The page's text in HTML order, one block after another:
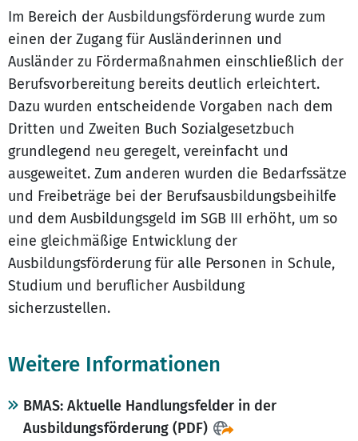
Im Bereich der Ausbildungsförderung wurde zum
einen der Zugang für Ausländerinnen und
Ausländer zu Fördermaßnahmen einschließlich der
Berufsvorbereitung bereits deutlich erleichtert.
Dazu wurden entscheidende Vorgaben nach dem
Dritten und Zweiten Buch Sozialgesetzbuch
grundlegend neu geregelt, vereinfacht und
ausgeweitet. Zum anderen wurden die Bedarfssätze
und Freibeträge bei der Berufsausbildungsbeihilfe
und dem Ausbildungsgeld im SGB III erhöht, um so
eine gleichmäßige Entwicklung der
Ausbildungsförderung für alle Personen in Schule,
Studium und beruflicher Ausbildung
sicherzustellen.
Weitere Informationen
BMAS: Aktuelle Handlungsfelder in der
Ausbildungsförderung (PDF)